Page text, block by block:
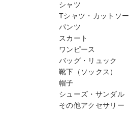
シャツ
Tシャツ・カットソー
パンツ
スカート
ワンピース
バッグ・リュック
靴下（ソックス）
帽子
シューズ・サンダル
その他アクセサリー